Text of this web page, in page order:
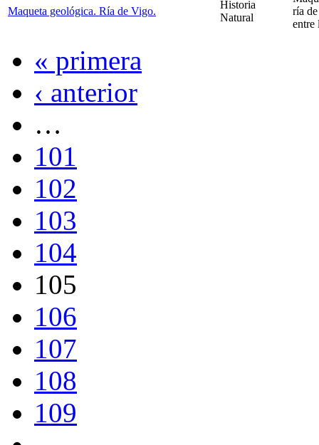
Maqueta geológica. Ría de Vigo.
Historia
Natural
ría
entre
« primera
‹ anterior
…
101
102
103
104
105
106
107
108
109